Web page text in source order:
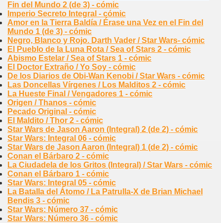
Fin del Mundo 2 (de 3) - cómic
Imperio Secreto Integral - cómic
Amor en la Tierra Baldía / Érase una Vez en el Fin del
Mundo 1 (de 3) - cómic
Negro, Blanco y Rojo. Darth Vader / Star Wars- cómic
El Pueblo de la Luna Rota / Sea of Stars 2 - cómic
Abismo Estelar / Sea of Stars 1 - cómic
El Doctor Extraño / Yo Soy - cómic
De los Diarios de Obi-Wan Kenobi / Star Wars - cómic
Las Doncellas Vírgenes / Los Malditos 2 - cómic
La Hueste Final / Vengadores 1 - cómic
Origen / Thanos - cómic
Pecado Original - cómic
El Maldito / Thor 2 - cómic
Star Wars de Jason Aaron (Integral) 2 (de 2) - cómic
Star Wars: Integral 06 - cómic
Star Wars de Jason Aaron (Integral) 1 (de 2) - cómic
Conan el Bárbaro 2 - cómic
La Ciudadela de los Gritos (Integral) / Star Wars - cómic
Conan el Bárbaro 1 - cómic
Star Wars: Integral 05 - cómic
La Batalla del Átomo / La Patrulla-X de Brian Michael
Bendis 3 - cómic
Star Wars: Número 37 - cómic
Star Wars: Número 36 - cómic